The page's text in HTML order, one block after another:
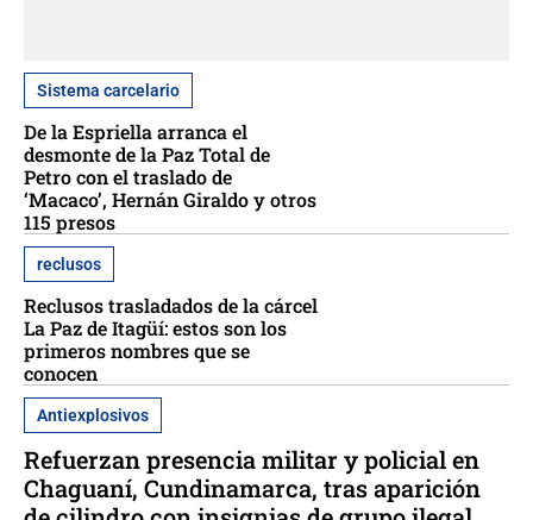
Sistema carcelario
De la Espriella arranca el
desmonte de la Paz Total de
Petro con el traslado de
‘Macaco’, Hernán Giraldo y otros
115 presos
reclusos
Reclusos trasladados de la cárcel
La Paz de Itagüí: estos son los
primeros nombres que se
conocen
Antiexplosivos
Refuerzan presencia militar y policial en
Chaguaní, Cundinamarca, tras aparición